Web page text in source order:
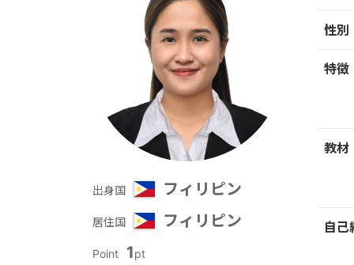
出身国 フィリピン
居住国 フィリピン
Point 1pt
性別
特徴
教材
自己